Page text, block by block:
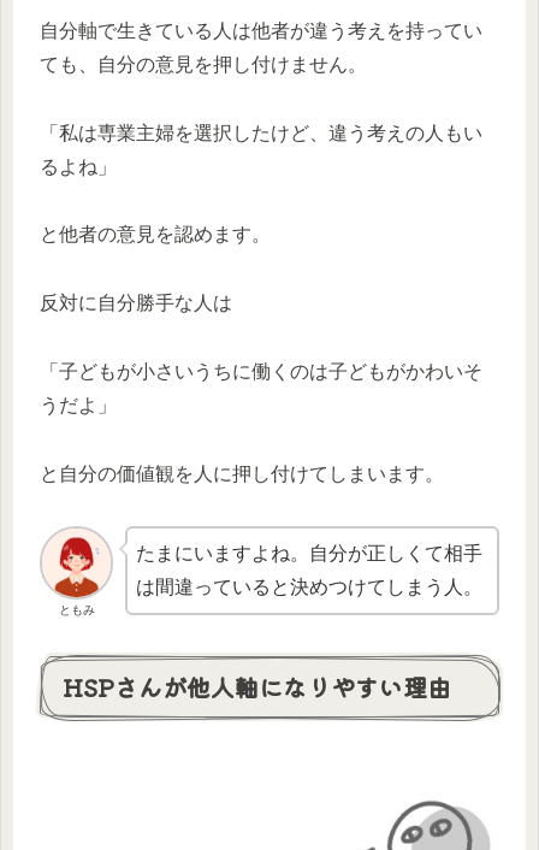
自分軸で生きている人は他者が違う考えを持ってい
ても、自分の意見を押し付けません。
「私は専業主婦を選択したけど、違う考えの人もい
るよね」
と他者の意見を認めます。
反対に自分勝手な人は
「子どもが小さいうちに働くのは子どもがかわいそ
うだよ」
と自分の価値観を人に押し付けてしまいます。
ともみ
たまにいますよね。自分が正しくて相手
は間違っていると決めつけてしまう人。
HSPさんが他人軸になりやすい理由